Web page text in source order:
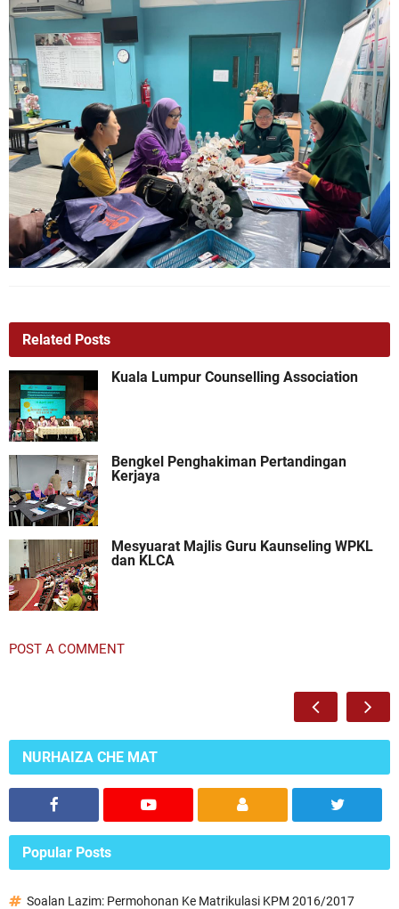
Related Posts
Kuala Lumpur Counselling Association
Bengkel Penghakiman Pertandingan
Kerjaya
Mesyuarat Majlis Guru Kaunseling WPKL
dan KLCA
POST A COMMENT
NURHAIZA CHE MAT
Popular Posts
Soalan Lazim: Permohonan Ke Matrikulasi KPM 2016/2017